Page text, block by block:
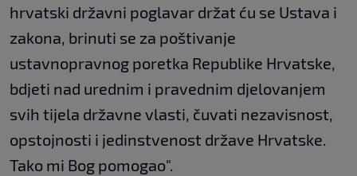
hrvatski državni poglavar držat ću se Ustava i
zakona, brinuti se za poštivanje
ustavnopravnog poretka Republike Hrvatske,
bdjeti nad urednim i pravednim djelovanjem
svih tijela državne vlasti, čuvati nezavisnost,
opstojnosti i jedinstvenost države Hrvatske.
Tako mi Bog pomogao".